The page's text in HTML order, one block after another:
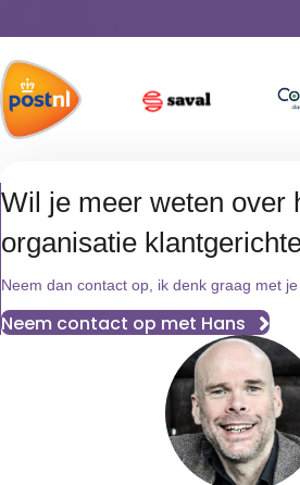
Wil je meer weten over
organisatie
Neem dan contact op, ik denk graag met
Neem contact op met Hans